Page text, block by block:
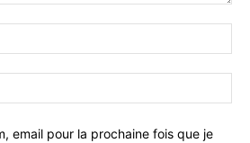
email pour la prochaine fois que je